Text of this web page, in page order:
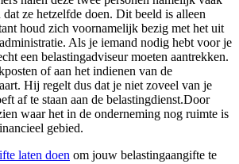
ze hetzelfde doen. Dit beeld is alleen
houd zich voornamelijk bezig met het uit
Als je iemand nodig hebt voor je
een belastingadviseur moeten aantrekken.
of aan het indienen van de
Hij regelt dus dat je niet zoveel van je
af te staan aan de belastingdienst.Door
waar het in de onderneming nog ruimte is
gebied.
laten doen om jouw belastingaangifte te